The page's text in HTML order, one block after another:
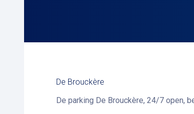
De Brouckère
De parking De Brouckère, 24/7 open,